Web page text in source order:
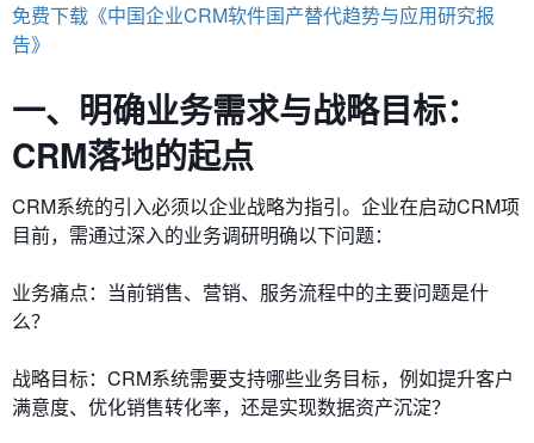
免费下载《中国企业CRM软件国产替代趋势与应用研究报
告》
一、明确业务需求与战略目标：
CRM落地的起点
CRM系统的引入必须以企业战略为指引。企业在启动CRM项
目前，需通过深入的业务调研明确以下问题：
业务痛点：当前销售、营销、服务流程中的主要问题是什
么？
战略目标：CRM系统需要支持哪些业务目标，例如提升客户
满意度、优化销售转化率，还是实现数据资产沉淀？